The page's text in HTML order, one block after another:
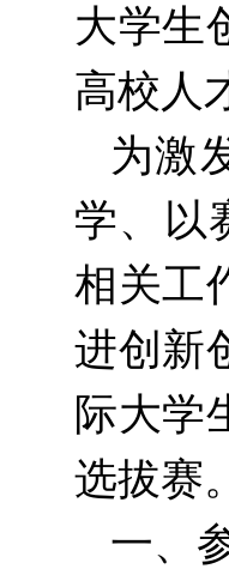
大学生
高校人
为激
学、以
相关工
进创新
际大学
选拔赛
一、